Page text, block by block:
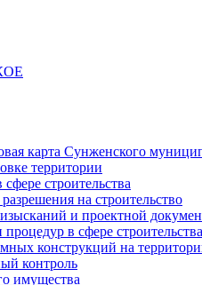
карта Сунженского
территории
строительства
на строительство
и проектной
в сфере строительства
конструкций на
контроль
имущества